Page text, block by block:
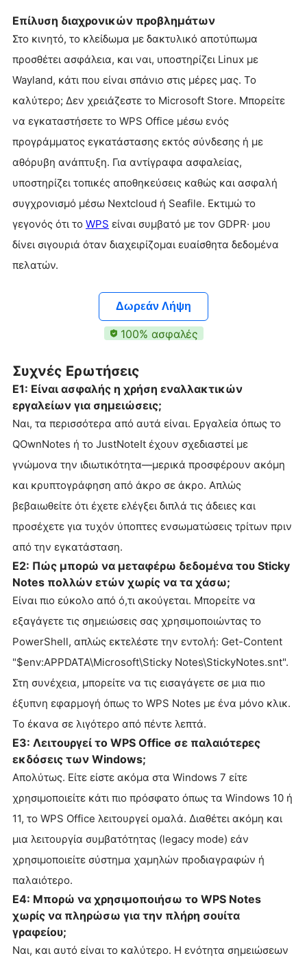
Επίλυση διαχρονικών προβλημάτων
Στο κινητό, το κλείδωμα με δακτυλικό αποτύπωμα
προσθέτει ασφάλεια, και ναι, υποστηρίζει Linux με
Wayland, κάτι που είναι σπάνιο στις μέρες μας. Το
καλύτερο; Δεν χρειάζεστε το Microsoft Store. Μπορείτε
να εγκαταστήσετε το WPS Office μέσω ενός
προγράμματος εγκατάστασης εκτός σύνδεσης ή με
αθόρυβη ανάπτυξη. Για αντίγραφα ασφαλείας,
υποστηρίζει τοπικές αποθηκεύσεις καθώς και ασφαλή
συγχρονισμό μέσω Nextcloud ή Seafile. Εκτιμώ το
γεγονός ότι το WPS είναι συμβατό με τον GDPR· μου
δίνει σιγουριά όταν διαχειρίζομαι ευαίσθητα δεδομένα
πελατών.
Δωρεάν Λήψη
100% ασφαλές
Συχνές Ερωτήσεις
Ε1: Είναι ασφαλής η χρήση εναλλακτικών
εργαλείων για σημειώσεις;
Ναι, τα περισσότερα από αυτά είναι. Εργαλεία όπως το
QOwnNotes ή το JustNoteIt έχουν σχεδιαστεί με
γνώμονα την ιδιωτικότητα—μερικά προσφέρουν ακόμη
και κρυπτογράφηση από άκρο σε άκρο. Απλώς
βεβαιωθείτε ότι έχετε ελέγξει διπλά τις άδειες και
προσέχετε για τυχόν ύποπτες ενσωματώσεις τρίτων πριν
από την εγκατάσταση.
Ε2: Πώς μπορώ να μεταφέρω δεδομένα του Sticky
Notes πολλών ετών χωρίς να τα χάσω;
Είναι πιο εύκολο από ό,τι ακούγεται. Μπορείτε να
εξαγάγετε τις σημειώσεις σας χρησιμοποιώντας το
PowerShell, απλώς εκτελέστε την εντολή: Get-Content
"$env:APPDATA\Microsoft\Sticky Notes\StickyNotes.snt".
Στη συνέχεια, μπορείτε να τις εισαγάγετε σε μια πιο
έξυπνη εφαρμογή όπως το WPS Notes με ένα μόνο κλικ.
Το έκανα σε λιγότερο από πέντε λεπτά.
Ε3: Λειτουργεί το WPS Office σε παλαιότερες
εκδόσεις των Windows;
Απολύτως. Είτε είστε ακόμα στα Windows 7 είτε
χρησιμοποιείτε κάτι πιο πρόσφατο όπως τα Windows 10 ή
11, το WPS Office λειτουργεί ομαλά. Διαθέτει ακόμη και
μια λειτουργία συμβατότητας (legacy mode) εάν
χρησιμοποιείτε σύστημα χαμηλών προδιαγραφών ή
παλαιότερο.
Ε4: Μπορώ να χρησιμοποιήσω το WPS Notes
χωρίς να πληρώσω για την πλήρη σουίτα
γραφείου;
Ναι, και αυτό είναι το καλύτερο. Η ενότητα σημειώσεων